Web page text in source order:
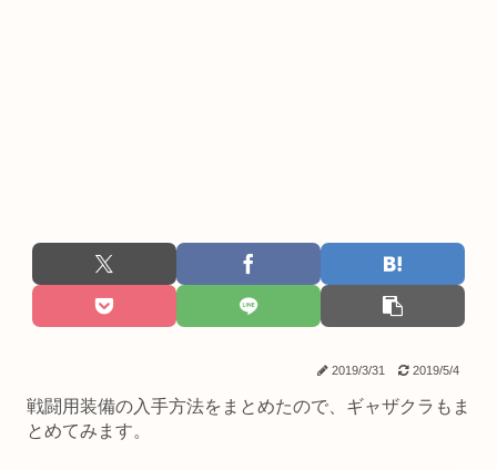
2019/3/31 2019/5/4
戦闘用装備の入手方法をまとめたので、ギャザクラもま
とめてみます。